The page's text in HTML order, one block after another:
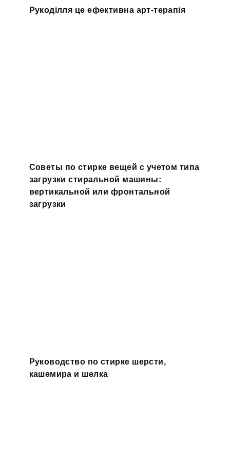
Рукоділля це ефективна арт-терапія
Советы по стирке вещей с учетом типа
загрузки стиральной машины:
вертикальной или фронтальной
загрузки
Руководство по стирке шерсти,
кашемира и шелка